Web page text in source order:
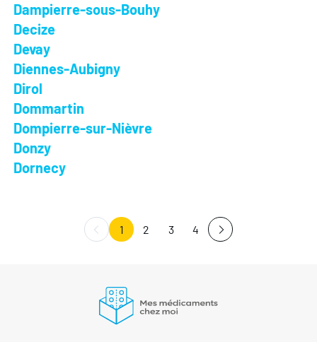
Dampierre-sous-Bouhy
Decize
Devay
Diennes-Aubigny
Dirol
Dommartin
Dompierre-sur-Nièvre
Donzy
Dornecy
1 2 3 4